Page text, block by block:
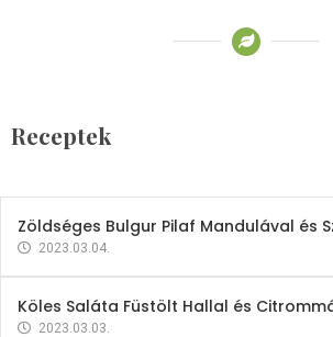
Receptek
2023.03.06.
Zöldséges Bulgur Pilaf Mandulával és
2023.03.04.
Köles Saláta Füstölt Hallal és
2023.03.03.